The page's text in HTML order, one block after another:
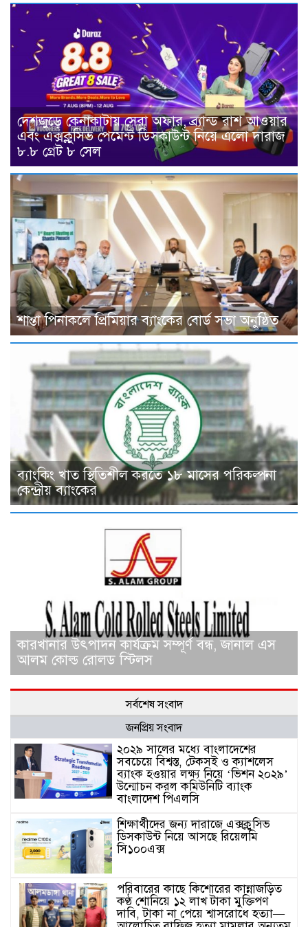
দেশজুড়ে কেনাকাটায় সেরা অফার, ব্র্যান্ড রাশ আওয়ার
এবং এক্সক্লুসিভ পেমেন্ট ডিসকাউন্ট নিয়ে এলো দারাজ
৮.৮ গ্রেট ৮ সেল
শান্তা পিনাকলে প্রিমিয়ার ব্যাংকের বোর্ড সভা অনুষ্ঠিত
ব্যাংকিং খাত স্থিতিশীল করতে ১৮ মাসের পরিকল্পনা
কেন্দ্রীয় ব্যাংকের
কারখানার উৎপাদন কার্যক্রম সম্পূর্ণ বন্ধ, জানাল এস
আলম কোল্ড রোলড স্টিলস
সর্বশেষ সংবাদ
জনপ্রিয় সংবাদ
২০২৯ সালের মধ্যে বাংলাদেশের
সবচেয়ে বিশ্বস্ত, টেকসই ও ক্যাশলেস
ব্যাংক হওয়ার লক্ষ্য নিয়ে ‘ভিশন ২০২৯’
উন্মোচন করল কমিউনিটি ব্যাংক
বাংলাদেশ পিএলসি
শিক্ষার্থীদের জন্য দারাজে এক্সক্লুসিভ
ডিসকাউন্ট নিয়ে আসছে রিয়েলমি
সি১০০এক্স
পরিবারের কাছে কিশোরের কান্নাজড়িত
কণ্ঠ শোনিয়ে ১২ লাখ টাকা মুক্তিপণ
দাবি, টাকা না পেয়ে শ্বাসরোধে হত্যা—
আলোচিত রাফিজ হত্যা মামলার অন্যতম